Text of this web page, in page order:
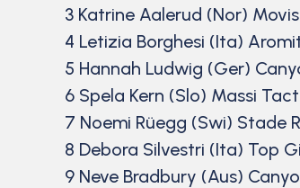
3 Katrine Aalerud (Nor)
4 Letizia Borghesi (Ita)
5 Hannah Ludwig (Ger)
6 Spela Kern (Slo) Massi
7 Noemi Rüegg (Swi) Stade
8 Debora Silvestri (Ita) Top
9 Neve Bradbury (Aus)